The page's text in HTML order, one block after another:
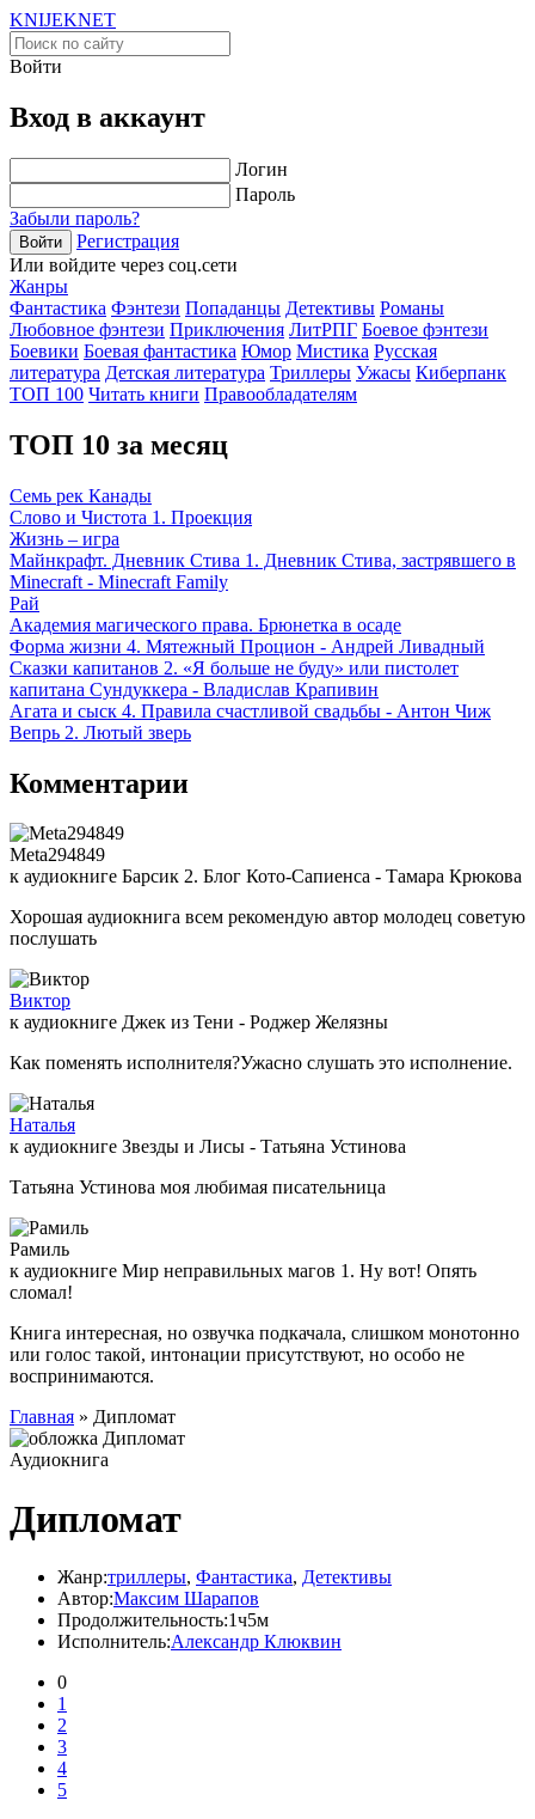
KNIJEKNET
Войти
Вход в аккаунт
Логин
Пароль
Забыли пароль?
Войти
Регистрация
Или войдите через соц.сети
Жанры
Фантастика Фэнтези Попаданцы Детективы Романы
Любовное фэнтези Приключения ЛитРПГ Боевое фэнтези
Боевики Боевая фантастика Юмор Мистика Русская
литература Детская литература Триллеры Ужасы Киберпанк
ТОП 100 Читать книги Правообладателям
ТОП 10 за месяц
Семь рек Канады
Слово и Чистота 1. Проекция
Жизнь – игра
Майнкрафт. Дневник Стива 1. Дневник Стива, застрявшего в
Minecraft - Minecraft Family
Рай
Академия магического права. Брюнетка в осаде
Форма жизни 4. Мятежный Процион - Андрей Ливадный
Сказки капитанов 2. «Я больше не буду» или пистолет
капитана Сундуккера - Владислав Крапивин
Агата и сыск 4. Правила счастливой свадьбы - Антон Чиж
Вепрь 2. Лютый зверь
Комментарии
Meta294849
к аудиокниге Барсик 2. Блог Кото-Сапиенса - Тамара Крюкова
Хорошая аудиокнига всем рекомендую автор молодец советую
послушать
Виктор
к аудиокниге Джек из Тени - Роджер Желязны
Как поменять исполнителя?Ужасно слушать это исполнение.
Наталья
к аудиокниге Звезды и Лисы - Татьяна Устинова
Татьяна Устинова моя любимая писательница
Рамиль
к аудиокниге Мир неправильных магов 1. Ну вот! Опять
сломал!
Книга интересная, но озвучка подкачала, слишком монотонно
или голос такой, интонации присутствуют, но особо не
воспринимаются.
Главная » Дипломат
Аудиокнига
Дипломат
Жанр:триллеры, Фантастика, Детективы
Автор:Максим Шарапов
Продолжительность:1ч5м
Исполнитель:Александр Клюквин
0
1
2
3
4
5